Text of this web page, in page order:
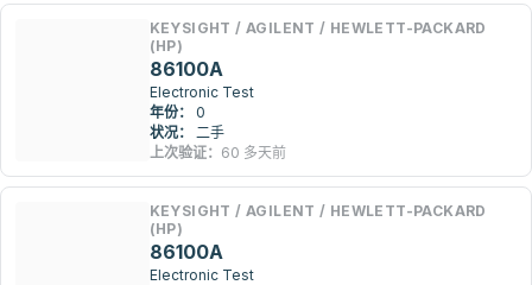
KEYSIGHT / AGILENT / HEWLETT-PACKARD
(HP)
86100A
Electronic Test
年份：
0
状况：
二手
上次验证： 60 多天前
KEYSIGHT / AGILENT / HEWLETT-PACKARD
(HP)
86100A
Electronic Test